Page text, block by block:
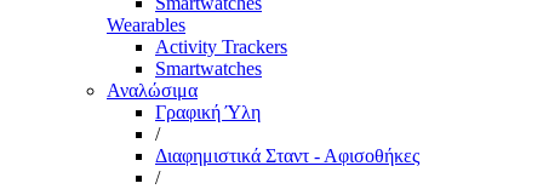
Wearables
Activity Trackers
Smartwatches
Αναλώσιμα
Γραφική Ύλη
/
Διαφημιστικά Σταντ - Αφισοθήκες
/